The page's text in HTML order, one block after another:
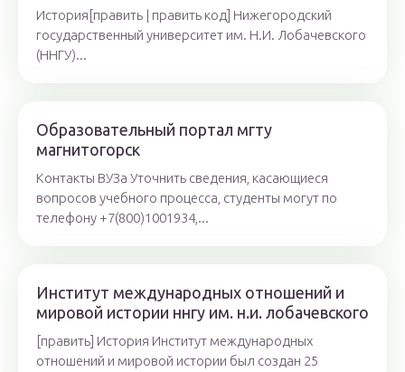
История[править | править код] Нижегородский
государственный университет им. Н.И. Лобачевского
(ННГУ)...
Образовательный портал мгту
магнитогорск
Контакты ВУЗа Уточнить сведения, касающиеся
вопросов учебного процесса, студенты могут по
телефону +7(800)1001934,...
Институт международных отношений и
мировой истории ннгу им. н.и. лобачевского
[править] История Институт международных
отношений и мировой истории был создан 25